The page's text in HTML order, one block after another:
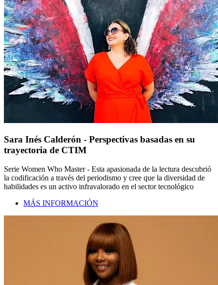
Sara Inés Calderón - Perspectivas basadas en su
trayectoria de CTIM
Serie Women Who Master - Esta apasionada de la lectura descubrió
la codificación a través del periodismo y cree que la diversidad de
habilidades es un activo infravalorado en el sector tecnológico
MÁS INFORMACIÓN